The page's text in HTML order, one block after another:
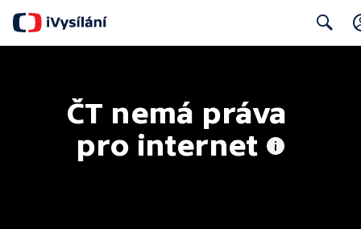
ČT nemá práva
pro internet